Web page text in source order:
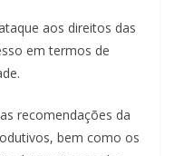
aos direitos das
em termos de
recomendações da
bem como os